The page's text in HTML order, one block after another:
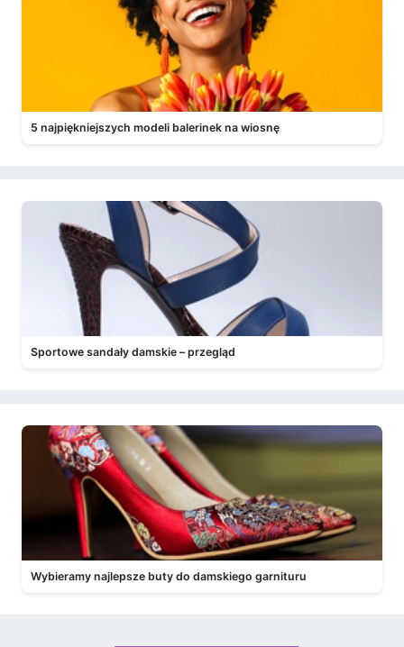
5 najpiękniejszych modeli balerinek na wiosnę
Sportowe sandały damskie – przegląd
Wybieramy najlepsze buty do damskiego garnituru